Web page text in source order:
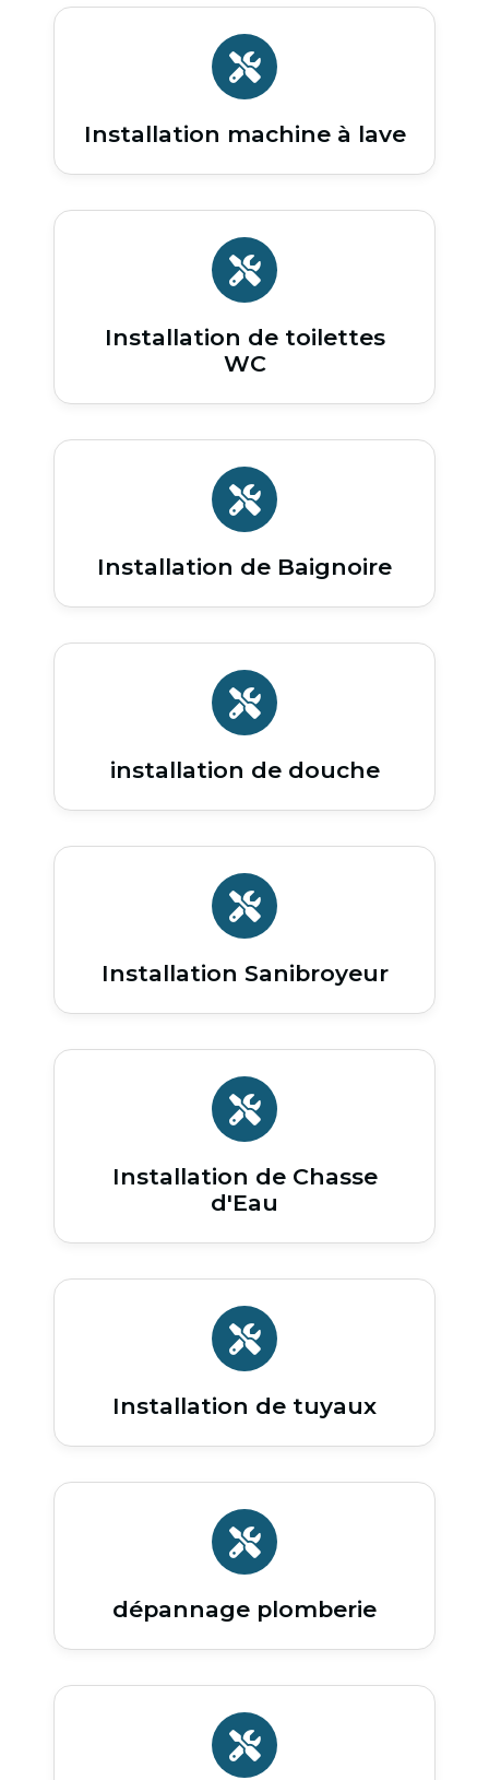
Installation machine à lave
Installation de toilettes
WC
Installation de Baignoire
installation de douche
Installation Sanibroyeur
Installation de Chasse
d'Eau
Installation de tuyaux
dépannage plomberie